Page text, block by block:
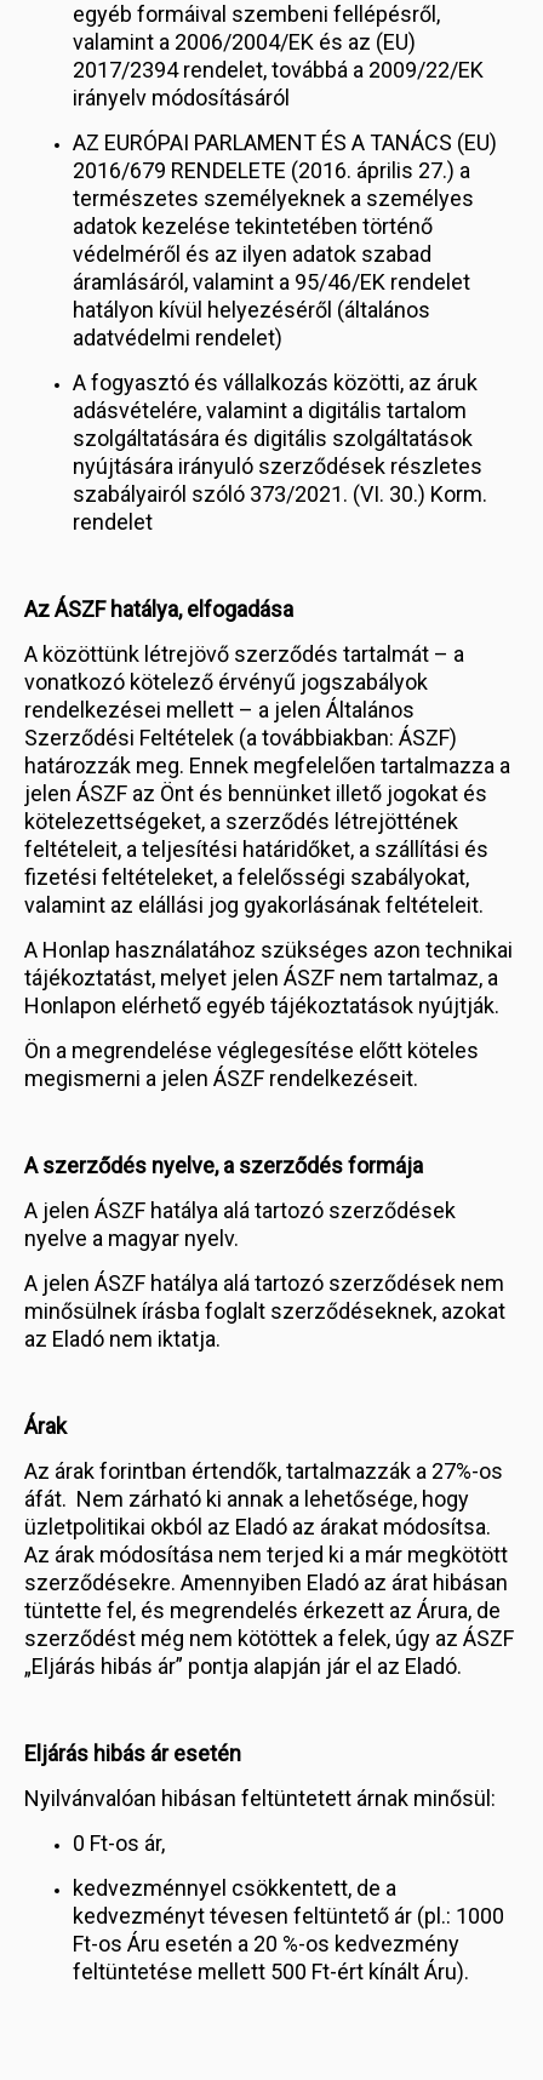
egyéb formáival szembeni fellépésről,
valamint a 2006/2004/EK és az (EU)
2017/2394 rendelet, továbbá a 2009/22/EK
irányelv módosításáról
AZ EURÓPAI PARLAMENT ÉS A TANÁCS (EU)
2016/679 RENDELETE (2016. április 27.) a
természetes személyeknek a személyes
adatok kezelése tekintetében történő
védelméről és az ilyen adatok szabad
áramlásáról, valamint a 95/46/EK rendelet
hatályon kívül helyezéséről (általános
adatvédelmi rendelet)
A fogyasztó és vállalkozás közötti, az áruk
adásvételére, valamint a digitális tartalom
szolgáltatására és digitális szolgáltatások
nyújtására irányuló szerződések részletes
szabályairól szóló 373/2021. (VI. 30.) Korm.
rendelet
Az ÁSZF hatálya, elfogadása
A közöttünk létrejövő szerződés tartalmát – a
vonatkozó kötelező érvényű jogszabályok
rendelkezései mellett – a jelen Általános
Szerződési Feltételek (a továbbiakban: ÁSZF)
határozzák meg. Ennek megfelelően tartalmazza a
jelen ÁSZF az Önt és bennünket illető jogokat és
kötelezettségeket, a szerződés létrejöttének
feltételeit, a teljesítési határidőket, a szállítási és
fizetési feltételeket, a felelősségi szabályokat,
valamint az elállási jog gyakorlásának feltételeit.
A Honlap használatához szükséges azon technikai
tájékoztatást, melyet jelen ÁSZF nem tartalmaz, a
Honlapon elérhető egyéb tájékoztatások nyújtják.
Ön a megrendelése véglegesítése előtt köteles
megismerni a jelen ÁSZF rendelkezéseit.
A szerződés nyelve, a szerződés formája
A jelen ÁSZF hatálya alá tartozó szerződések
nyelve a magyar nyelv.
A jelen ÁSZF hatálya alá tartozó szerződések nem
minősülnek írásba foglalt szerződéseknek, azokat
az Eladó nem iktatja.
Árak
Az árak forintban értendők, tartalmazzák a 27%-os
áfát. Nem zárható ki annak a lehetősége, hogy
üzletpolitikai okból az Eladó az árakat módosítsa.
Az árak módosítása nem terjed ki a már megkötött
szerződésekre. Amennyiben Eladó az árat hibásan
tüntette fel, és megrendelés érkezett az Árura, de
szerződést még nem kötöttek a felek, úgy az ÁSZF
„Eljárás hibás ár” pontja alapján jár el az Eladó.
Eljárás hibás ár esetén
Nyilvánvalóan hibásan feltüntetett árnak minősül:
0 Ft-os ár,
kedvezménnyel csökkentett, de a
kedvezményt tévesen feltüntető ár (pl.: 1000
Ft-os Áru esetén a 20 %-os kedvezmény
feltüntetése mellett 500 Ft-ért kínált Áru).